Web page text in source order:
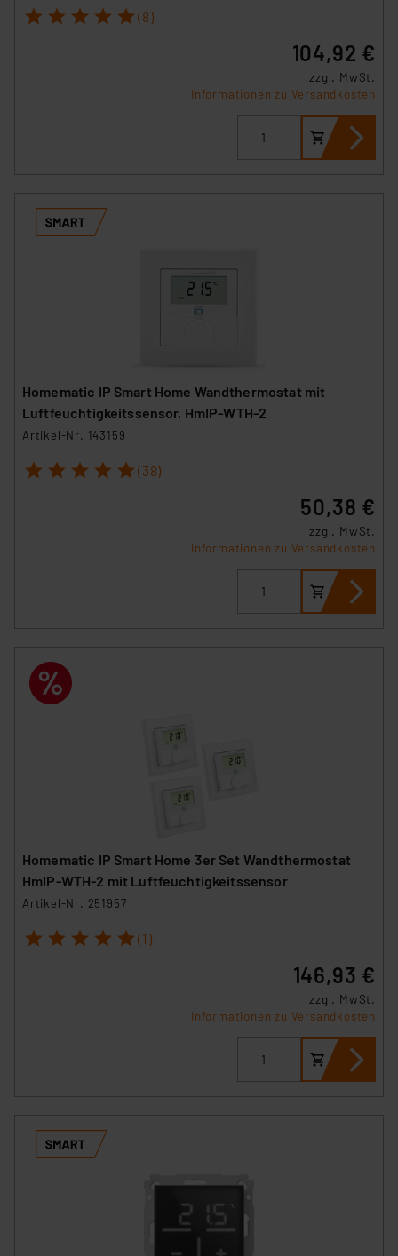
1 2 3 4 5 (8)
104,92 €
zzgl. MwSt.
Informationen zu Versandkosten
Homematic IP Smart Home Wandthermostat mit
Luftfeuchtigkeitssensor, HmIP-WTH-2
Artikel-Nr. 143159
1 2 3 4 5 (38)
50,38 €
zzgl. MwSt.
Informationen zu Versandkosten
Homematic IP Smart Home 3er Set Wandthermostat
HmIP-WTH-2 mit Luftfeuchtigkeitssensor
Artikel-Nr. 251957
1 2 3 4 5 (1)
146,93 €
zzgl. MwSt.
Informationen zu Versandkosten